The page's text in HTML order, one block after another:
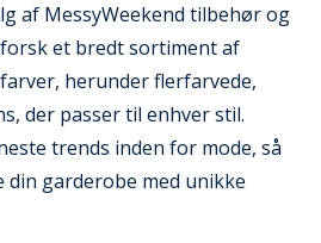
af MessyWeekend tilbehør og
et bredt sortiment af
herunder flerfarvede,
der passer til enhver stil.
trends inden for mode, så
din garderobe med unikke